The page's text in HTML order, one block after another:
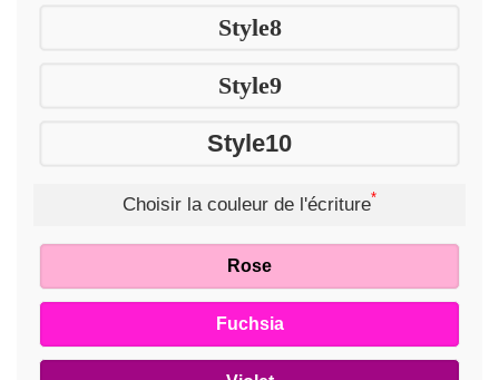
Style8
Style9
Style10
Choisir la couleur de l'écriture*
Rose
Fuchsia